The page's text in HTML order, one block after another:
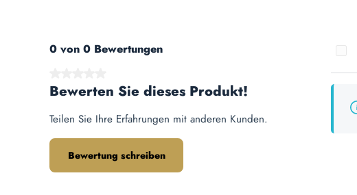
0 von 0 Bewertungen
Bewerten Sie dieses Produkt!
Teilen Sie Ihre Erfahrungen mit anderen Kunden.
Bewertung schreiben